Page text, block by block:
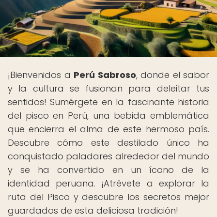
¡Bienvenidos a Perú Sabroso, donde el sabor
y la cultura se fusionan para deleitar tus
sentidos! Sumérgete en la fascinante historia
del pisco en Perú, una bebida emblemática
que encierra el alma de este hermoso país.
Descubre cómo este destilado único ha
conquistado paladares alrededor del mundo
y se ha convertido en un ícono de la
identidad peruana. ¡Atrévete a explorar la
ruta del Pisco y descubre los secretos mejor
guardados de esta deliciosa tradición!